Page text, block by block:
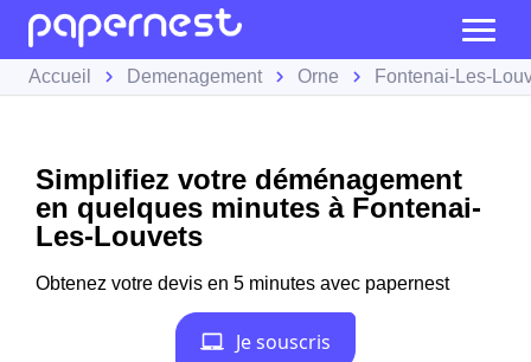
Accueil Demenagement Orne Fontenai-Les-